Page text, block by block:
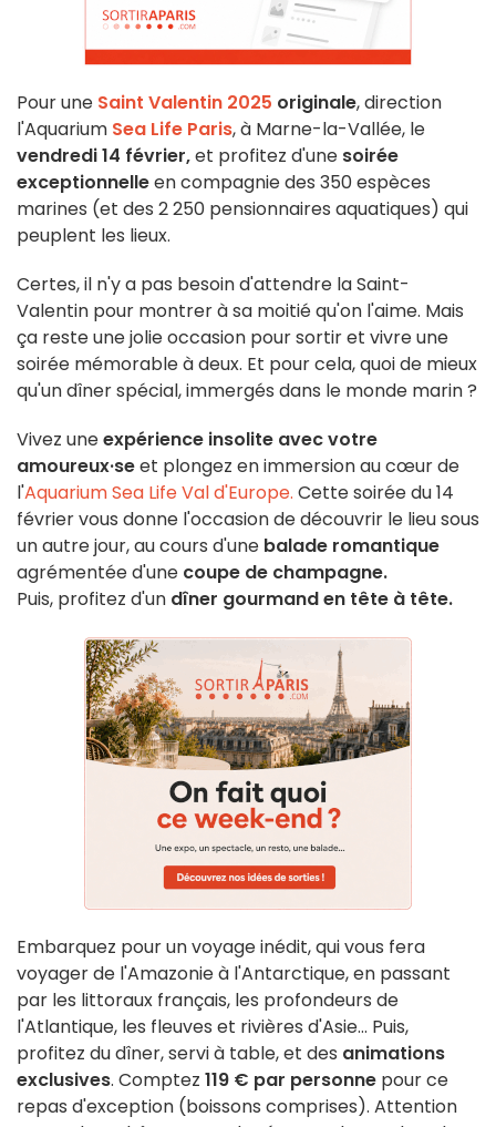
Pour une Saint Valentin 2025 originale, direction
l'Aquarium Sea Life Paris, à Marne-la-Vallée, le
vendredi 14 février,et profitez d'une soirée
exceptionnelleen compagnie des 350 espèces
marines (et des 2 250 pensionnaires aquatiques) qui
peuplent les lieux.
Certes, il n'y a pas besoin d'attendre la Saint-
Valentin pour montrer à sa moitié qu'on l'aime. Mais
ça reste une jolie occasion pour sortir et vivre une
soirée mémorable à deux. Et pour cela, quoi de mieux
qu'un dîner spécial, immergés dans le monde marin ?
Vivez uneexpérience insolite avec votre
amoureux·seet plongez en immersion au cœur de
l'Aquarium Sea Life Val d'Europe. Cette soirée du 14
février vous donne l'occasion de découvrir le lieu sous
un autre jour, au cours d'une balade romantique
agrémentée d'une coupe de champagne.
Puis, profitez d'un dîner gourmand en tête à tête.
Embarquez pour un voyage inédit, qui vous fera
voyager de l'Amazonie à l'Antarctique, en passant
par les littoraux français, les profondeurs de
l'Atlantique, les fleuves et rivières d'Asie... Puis,
profitez du dîner, servi à table, et des animations
exclusives. Comptez 119 € par personne pour ce
repas d'exception (boissons comprises). Attention